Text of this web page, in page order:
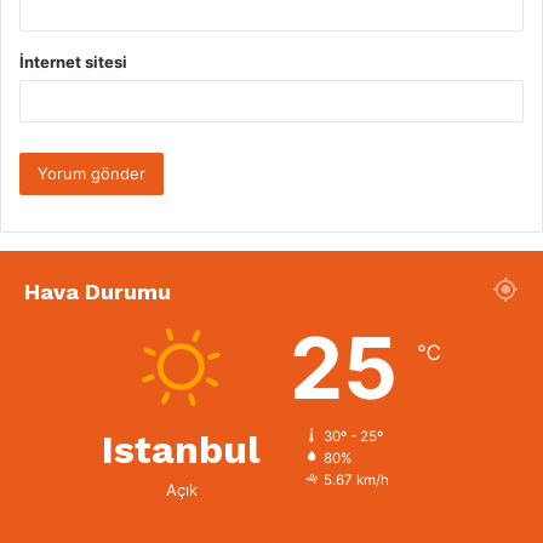
İnternet sitesi
Hava Durumu
Istanbul
Açık
25 ℃
30º - 25º
80%
5.67 km/h